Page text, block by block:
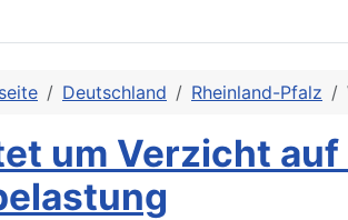
Deutschland Rheinland-Pfalz
um Verzicht